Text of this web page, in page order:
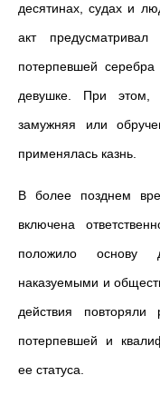
десятинах, судах и
акт
потерпевшей
девушке. При этом,
замужняя или
применялась казнь.
В более позднем
включена
положило основу
наказуемыми и
действия повторяли
потерпевшей и
ее статуса.